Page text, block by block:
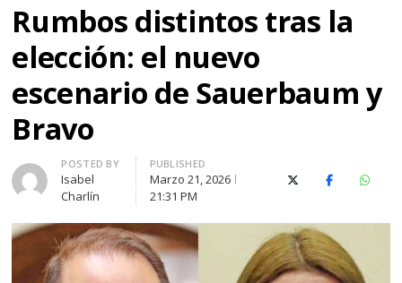
Rumbos distintos tras la
elección: el nuevo
escenario de Sauerbaum y
Bravo
Author
POSTED BY
Isabel
Charlín
PUBLISHED
Marzo 21, 2026
21:31 PM
X (Twitter)Facebook